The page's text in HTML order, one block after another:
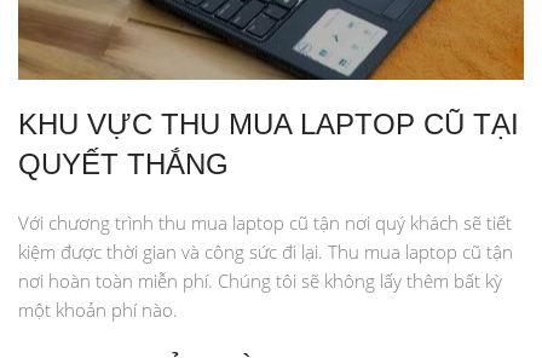
KHU VỰC THU MUA LAPTOP CŨ TẠI
QUYẾT THẮNG
Với chương trình thu mua laptop cũ tận nơi quý khách sẽ tiết
kiệm được thời gian và công sức đi lại. Thu mua laptop cũ tận
nơi hoàn toàn miễn phí. Chúng tôi sẽ không lấy thêm bất kỳ
một khoản phí nào.